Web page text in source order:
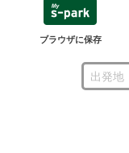
ブラウザに保存